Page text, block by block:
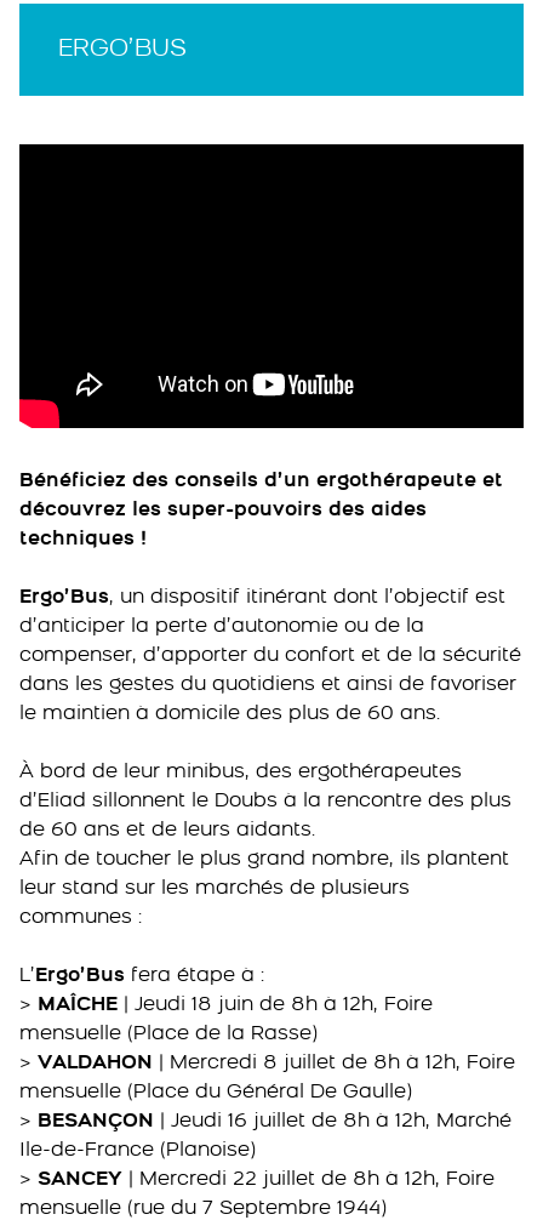
ERGO’BUS
Bénéficiez des conseils d’un ergothérapeute et
découvrez les super-pouvoirs des aides
techniques !
Ergo’Bus, un dispositif itinérant dont l’objectif est
d’anticiper la perte d’autonomie ou de la
compenser, d’apporter du confort et de la sécurité
dans les gestes du quotidiens et ainsi de favoriser
le maintien à domicile des plus de 60 ans.
À bord de leur minibus, des ergothérapeutes
d’Eliad sillonnent le Doubs à la rencontre des plus
de 60 ans et de leurs aidants.
Afin de toucher le plus grand nombre, ils plantent
leur stand sur les marchés de plusieurs
communes :
L’ Ergo’Bus fera étape à :
> MAÎCHE
| Jeudi 18 juin de 8h à 12h, Foire
mensuelle (Place de la Rasse)
> VALDAHON
| Mercredi 8 juillet de 8h à 12h, Foire
mensuelle (Place du Général De Gaulle)
> BESANÇON
| Jeudi 16 juillet de 8h à 12h, Marché
Ile-de-France (Planoise)
> SANCEY
| Mercredi 22 juillet de 8h à 12h, Foire
mensuelle (rue du 7 Septembre 1944)